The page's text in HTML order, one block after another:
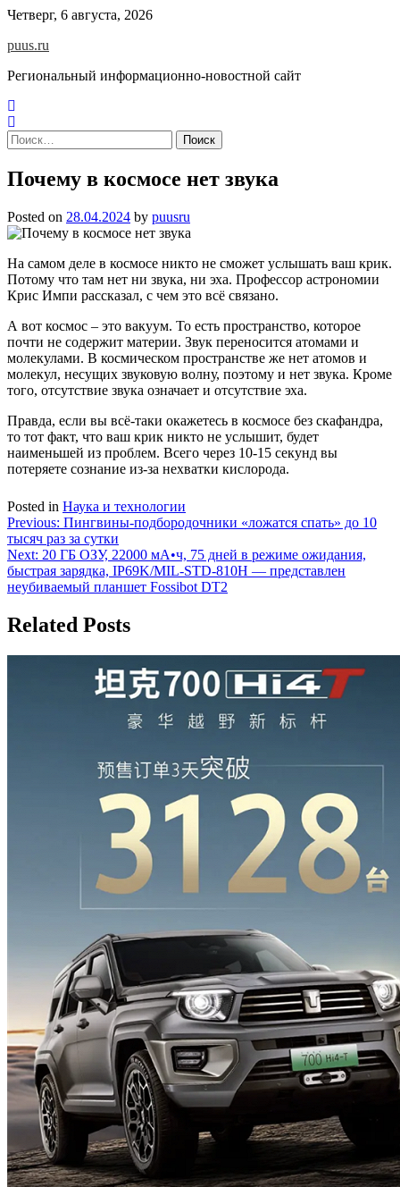
Skip
content
Четверг, 6 августа, 2026
puus.ru
Региональный информационно-новостной сайт
Найти:
Почему в космосе нет звука
Posted on 28.04.2024 by puusru
На самом деле в космосе никто не сможет услышать ваш крик.
Потому что там нет ни звука, ни эха. Профессор астрономии
Крис Импи рассказал, с чем это всё связано.
А вот космос – это вакуум. То есть пространство, которое
почти не содержит материи. Звук переносится атомами и
молекулами. В космическом пространстве же нет атомов и
молекул, несущих звуковую волну, поэтому и нет звука. Кроме
того, отсутствие звука означает и отсутствие эха.
Правда, если вы всё-таки окажетесь в космосе без скафандра,
то тот факт, что ваш крик никто не услышит, будет
наименьшей из проблем. Всего через 10-15 секунд вы
потеряете сознание из-за нехватки кислорода.
Posted in Наука и технологии
Навигация
по
записям
Previous: Пингвины-подбородочники «ложатся спать» до 10
тысяч раз за сутки
Next: 20 ГБ ОЗУ, 22000 мА•ч, 75 дней в режиме ожидания,
быстрая зарядка, IP69K/MIL-STD-810H — представлен
неубиваемый планшет Fossibot DT2
Related Posts